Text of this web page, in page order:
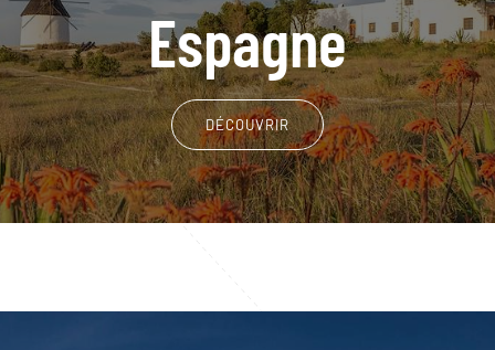
Espagne
DÉCOUVRIR